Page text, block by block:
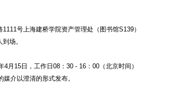
1111号上海建桥学院资产管理处（图书馆S139）
场。
4月 15 日，工作日 08 ： 30 - 16 ： 00 （北京时间）
介以澄清的形式发布。